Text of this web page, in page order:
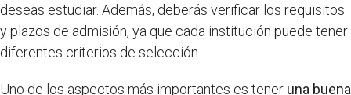
deseas estudiar. Además, deberás verificar los requisitos
y plazos de admisión, ya que cada institución puede tener
diferentes criterios de selección.
Uno de los aspectos más importantes es tener una buena